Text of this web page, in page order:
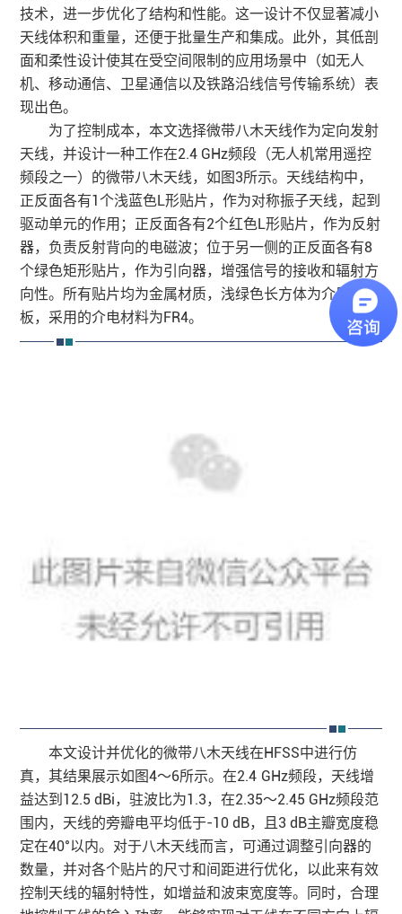
技术，进一步优化了结构和性能。这一设计不仅显著减小
天线体积和重量，还便于批量生产和集成。此外，其低剖
面和柔性设计使其在受空间限制的应用场景中（如无人
机、移动通信、卫星通信以及铁路沿线信号传输系统）表
现出色。
为了控制成本，本文选择微带八木天线作为定向发射
天线，并设计一种工作在2.4 GHz频段（无人机常用遥控
频段之一）的微带八木天线，如图3所示。 天线结构中，
正反面各有1个浅蓝色L形贴片，作为对称振子天线，起到
驱动单元的作用；正反面各有2个红色L形贴片，作为反射
器，负责反射背向的电磁波；位于另一侧的正反面各有8
个绿色矩形贴片，作为引向器，增强信号的接收和辐射方
向性。所有贴片均为金属材质，浅绿色长方体为介质基
板，采用的介电材料为FR4。
本文设计并优化的微带八木天线在HFSS中进行仿
真，其结果展示如图4～6所示。在2.4 GHz频段，天线增
益达到12.5 dBi，驻波比为1.3，在2.35～2.45 GHz频段范
围内，天线的旁瓣电平均低于-10 dB，且3 dB主瓣宽度稳
定在40°以内。对于八木天线而言，可通过调整引向器的
数量，并对各个贴片的尺寸和间距进行优化，以此来有效
控制天线的辐射特性，如增益和波束宽度等。同时，合理